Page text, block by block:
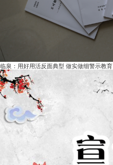
临泉：用好用活反面典型 做实做细警示教育